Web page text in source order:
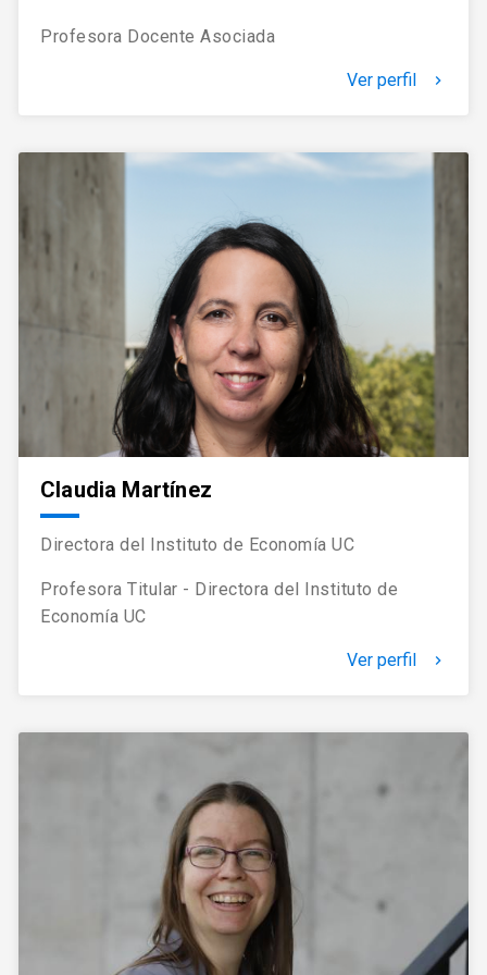
Profesora Docente Asociada
Ver perfil keyboard_arrow_right
Claudia Martínez
Directora del Instituto de Economía UC
Profesora Titular - Directora del Instituto de
Economía UC
Ver perfil keyboard_arrow_right